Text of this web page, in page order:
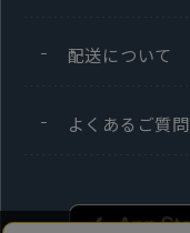
配送について
よくあるご質問